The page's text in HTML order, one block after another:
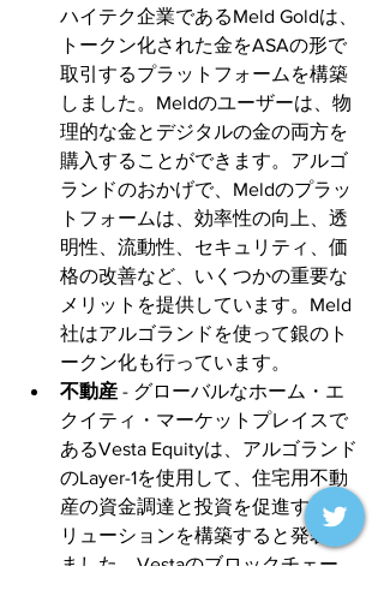
ハイテク企業であるMeld Goldは、
トークン化された金をASAの形で
取引するプラットフォームを構築
しました。Meldのユーザーは、物
理的な金とデジタルの金の両方を
購入することができます。アルゴ
ランドのおかげで、Meldのプラッ
トフォームは、効率性の向上、透
明性、流動性、セキュリティ、価
格の改善など、いくつかの重要な
メリットを提供しています。Meld
社はアルゴランドを使って銀のト
ークン化も行っています。
不動産 - グローバルなホーム・エ
クイティ・マーケットプレイスで
あるVesta Equityは、アルゴランド
のLayer-1を使用して、住宅用不動
産の資金調達と投資を促進するソ
リューションを構築すると発表し
ました。Vestaのブロックチェー